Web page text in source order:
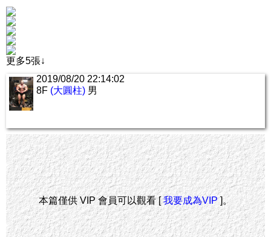
更多5張↓
2019/08/20 22:14:02
8F (大圓柱) 男
本篇僅供 VIP 會員可以觀看 [我要成為VIP]。